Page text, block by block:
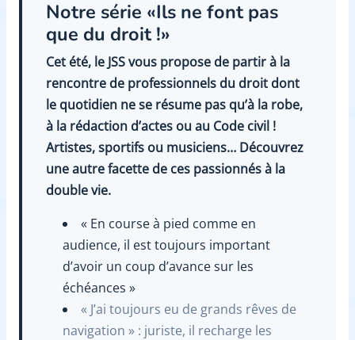
Notre série «Ils ne font pas
que du droit !»
Cet été, le JSS vous propose de partir à la
rencontre de professionnels du droit dont
le quotidien ne se résume pas qu’à la robe,
à la rédaction d’actes ou au Code civil !
Artistes, sportifs ou musiciens… Découvrez
une autre facette de ces passionnés à la
double vie.
« En course à pied comme en
audience, il est toujours important
d’avoir un coup d’avance sur les
échéances »
« J’ai toujours eu de grands rêves de
navigation » : juriste, il recharge les